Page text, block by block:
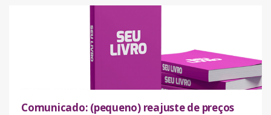
Comunicado: (pequeno) reajuste de preços